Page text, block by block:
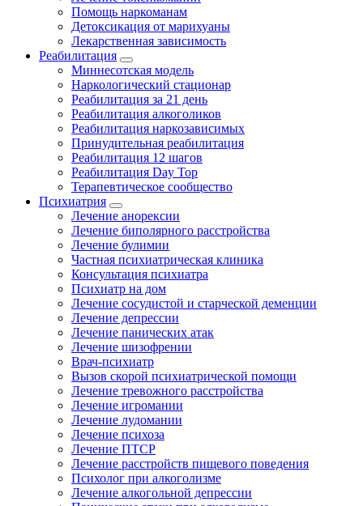
Помощь наркоманам
Детоксикация от марихуаны
Лекарственная зависимость
Реабилитация
Миннесотская модель
Наркологический стационар
Реабилитация за 21 день
Реабилитация алкоголиков
Реабилитация наркозависимых
Принудительная реабилитация
Реабилитация 12 шагов
Реабилитация Day Top
Терапевтическое сообщество
Психиатрия
Лечение анорексии
Лечение биполярного расстройства
Лечение булимии
Частная психиатрическая клиника
Консультация психиатра
Психиатр на дом
Лечение сосудистой и старческой деменции
Лечение депрессии
Лечение панических атак
Лечение шизофрении
Врач-психиатр
Вызов скорой психиатрической помощи
Лечение тревожного расстройства
Лечение игромании
Лечение лудомании
Лечение психоза
Лечение ПТСР
Лечение расстройств пищевого поведения
Психолог при алкоголизме
Лечение алкогольной депрессии